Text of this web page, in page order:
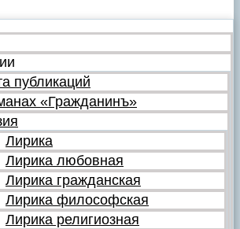
публикаций
«Гражданинъ»
Лирика
Лирика любовная
Лирика гражданская
Лирика философская
Лирика религиозная